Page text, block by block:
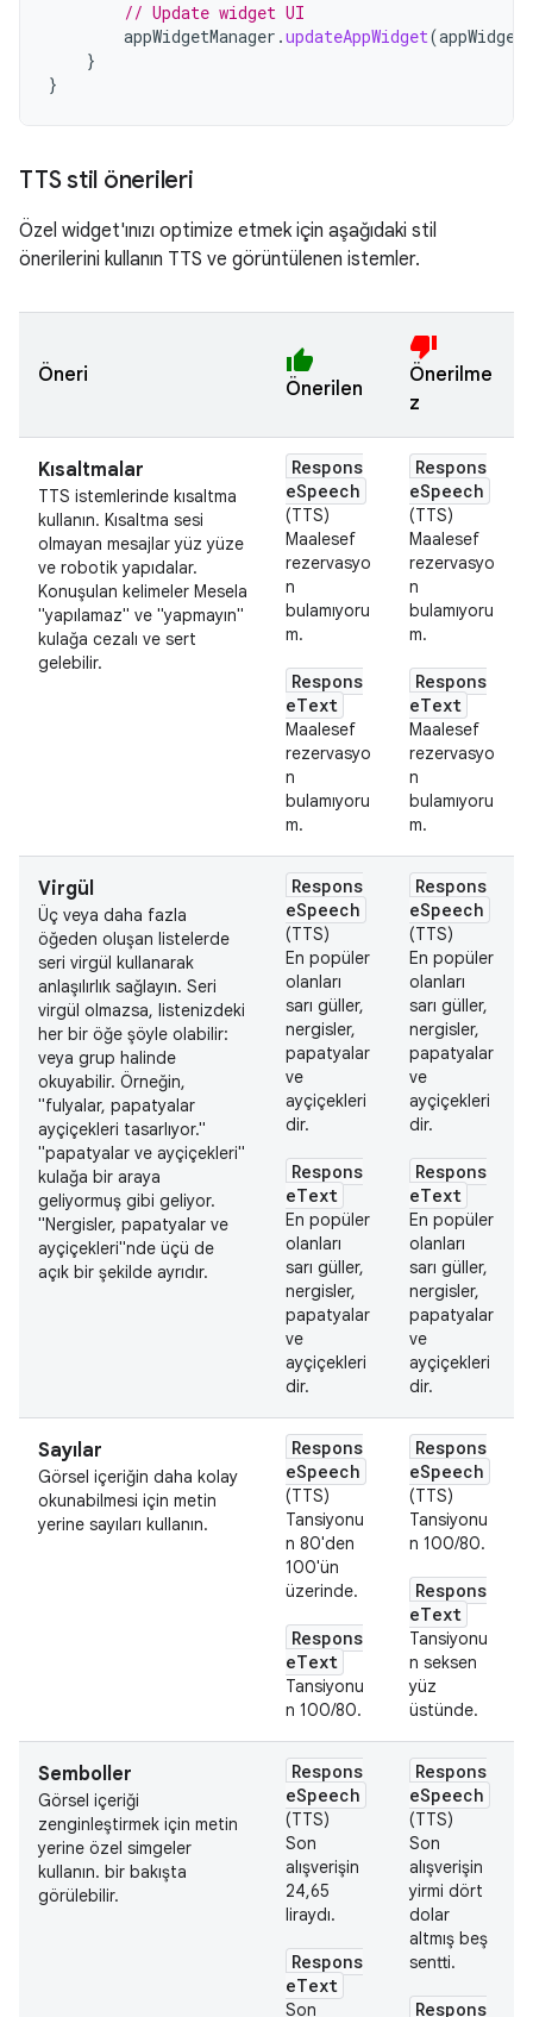
// Update widget UI
appWidgetManager .updateAppWidget(
}
}
TTS stil önerileri
Özel widget'ınızı optimize etmek için aşağıdaki stil
önerilerini kullanın TTS ve görüntülenen istemler.
Öneri thumb_up
Önerilen
thumb_down
Önerilme
z
Kısaltmalar
TTS istemlerinde kısaltma
kullanın. Kısaltma sesi
olmayan mesajlar yüz yüze
ve robotik yapıdalar.
Konuşulan kelimeler Mesela
"yapılamaz" ve "yapmayın"
kulağa cezalı ve sert
gelebilir.
Respons
eSpeech
(TTS)
Maalesef
rezervasyo
n
bulamıyoru
m.
Respons
eText
Maalesef
rezervasyo
n
bulamıyoru
m.
Respons
eSpeech
(TTS)
Maalesef
rezervasyo
n
bulamıyoru
m.
Respons
eText
Maalesef
rezervasyo
n
bulamıyoru
m.
Virgül
Üç veya daha fazla
öğeden oluşan listelerde
seri virgül kullanarak
anlaşılırlık sağlayın. Seri
virgül olmazsa, listenizdeki
her bir öğe şöyle olabilir:
veya grup halinde
okuyabilir. Örneğin,
"fulyalar, papatyalar
ayçiçekleri tasarlıyor."
"papatyalar ve ayçiçekleri"
kulağa bir araya
geliyormuş gibi geliyor.
"Nergisler, papatyalar ve
ayçiçekleri"nde üçü de
açık bir şekilde ayrıdır.
Respons
eSpeech
(TTS)
En popüler
olanları
sarı güller,
nergisler,
papatyalar
ve
ayçiçekleri
dir.
Respons
eText
En popüler
olanları
sarı güller,
nergisler,
papatyalar
ve
ayçiçekleri
dir.
Respons
eSpeech
(TTS)
En popüler
olanları
sarı güller,
nergisler,
papatyalar
ve
ayçiçekleri
dir.
Respons
eText
En popüler
olanları
sarı güller,
nergisler,
papatyalar
ve
ayçiçekleri
dir.
Sayılar
Görsel içeriğin daha kolay
okunabilmesi için metin
yerine sayıları kullanın.
Respons
eSpeech
(TTS)
Tansiyonu
n 80'den
100'ün
üzerinde.
Respons
eText
Tansiyonu
n 100/80.
Respons
eSpeech
(TTS)
Tansiyonu
n 100/80.
Respons
eText
Tansiyonu
n seksen
yüz
üstünde.
Semboller
Görsel içeriği
zenginleştirmek için metin
yerine özel simgeler
kullanın. bir bakışta
görülebilir.
Respons
eSpeech
(TTS)
Son
alışverişin
24,65
liraydı.
Respons
eText
Son
Respons
eSpeech
(TTS)
Son
alışverişin
yirmi dört
dolar
altmış beş
sentti.
Respons